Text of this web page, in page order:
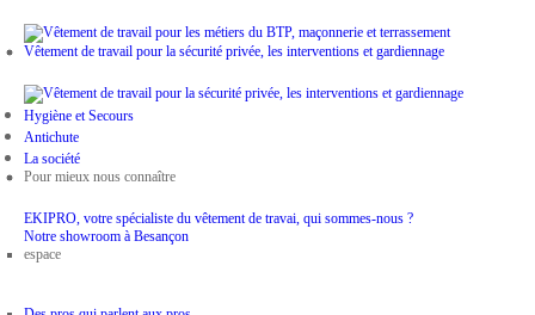
Vêtement de travail pour la sécurité privée, les interventions et gardiennage
Hygiène et Secours
Antichute
La société
Pour mieux nous connaître
EKIPRO, votre spécialiste du vêtement de travai, qui sommes-nous ?
Notre showroom à Besançon
espace